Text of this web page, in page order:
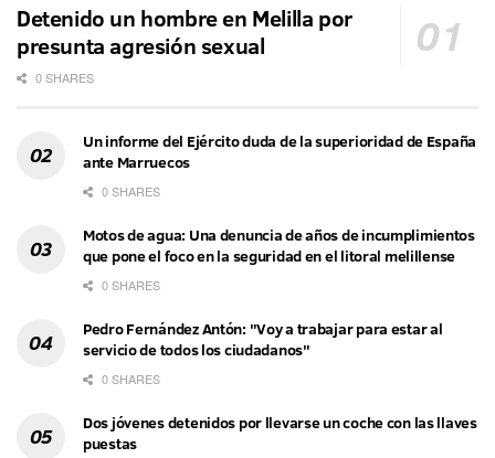
Detenido un hombre en Melilla por
presunta agresión sexual
0 SHARES
Un informe del Ejército duda de la superioridad de España
ante Marruecos
0 SHARES
Motos de agua: Una denuncia de años de incumplimientos
que pone el foco en la seguridad en el litoral melillense
0 SHARES
Pedro Fernández Antón: "Voy a trabajar para estar al
servicio de todos los ciudadanos"
0 SHARES
Dos jóvenes detenidos por llevarse un coche con las llaves
puestas